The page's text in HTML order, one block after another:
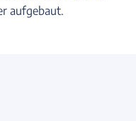
aufgebaut.